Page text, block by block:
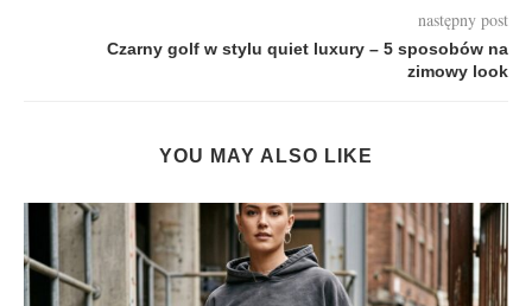
następny post
Czarny golf w stylu quiet luxury – 5 sposobów na
zimowy look
YOU MAY ALSO LIKE